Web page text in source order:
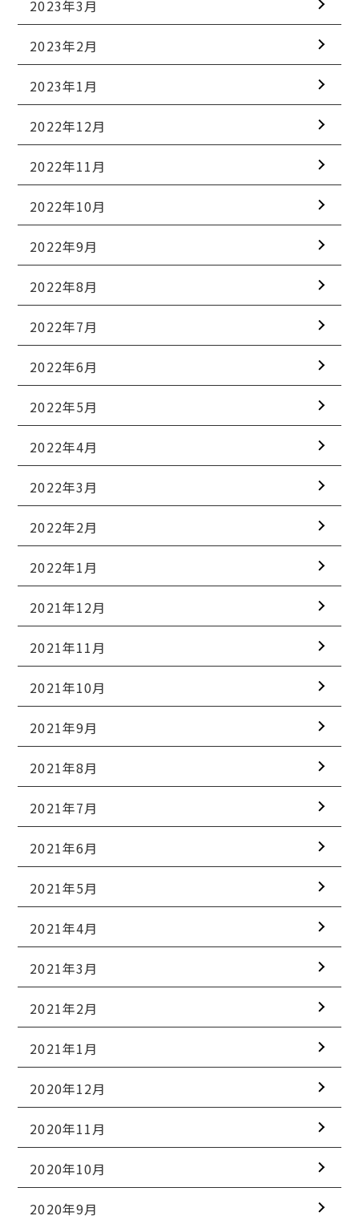
2023年3月
2023年2月
2023年1月
2022年12月
2022年11月
2022年10月
2022年9月
2022年8月
2022年7月
2022年6月
2022年5月
2022年4月
2022年3月
2022年2月
2022年1月
2021年12月
2021年11月
2021年10月
2021年9月
2021年8月
2021年7月
2021年6月
2021年5月
2021年4月
2021年3月
2021年2月
2021年1月
2020年12月
2020年11月
2020年10月
2020年9月